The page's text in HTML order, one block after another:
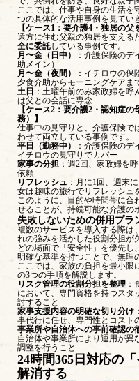
ここでは、仕事や自身の生活を
つの具体的な活用事例を見てい
【ケース1：要介護4・独居の父
遠方に住む父親の独居を支える
全に委託している事例です。
月〜金（日中）
：介護保険の
助メイン）
月〜金（夜間）
：イチロウの保
夕食介助からモーニングケアま
土日 ：土曜午前のみ家政婦を
は父との会話に専念
【ケース2：要介護2・認知症
務）】
仕事中の見守りと、介護保険で
わせて両立している事例です。
平日（勤務中）
：介護保険の
イチロウの見守りでカバー
家事の分担 ：週2回、家政婦を
依頼
リフレッシュ ：月に1回、週末
女は趣味の旅行でリフレッシュ
このように、目的や時間帯に合
せることが、持続可能な介護の
失敗しないための併用プラ
複数のサービスを導入する際は
れの強みを活かした役割分担が
どの場面で「安全性」を優先し
明確な基準を持つことで、無理
ここでは、家族の負担を最小限
の3つの手順を解説します。
リスク管理の役割分担を整理 ：
において、専門資格を持つスタ
討すること
家事支援内容の明確な切り分け
事代行に任せ、専門性とコスト
事業所や自治体への事前確認の
自治体や事業所により運用が異
調整を行うこと
24時間365日対応の
解消する